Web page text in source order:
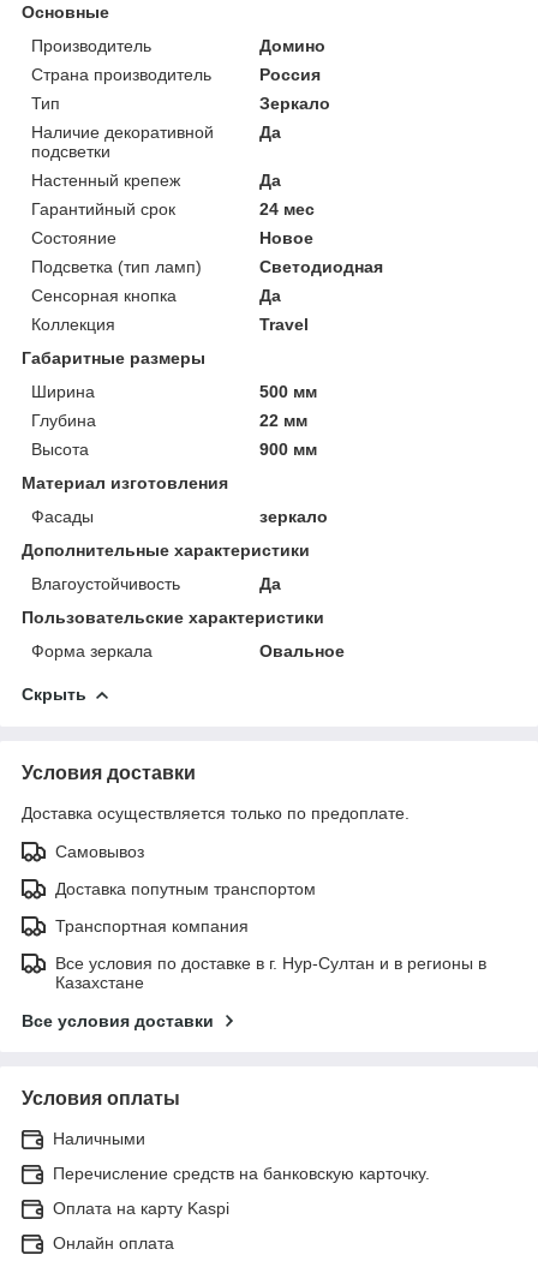
Основные
Производитель
Домино
Страна производитель
Россия
Тип
Зеркало
Наличие декоративной
подсветки
Да
Настенный крепеж
Да
Гарантийный срок
24 мес
Состояние
Новое
Подсветка (тип ламп)
Светодиодная
Сенсорная кнопка
Да
Коллекция
Travel
Габаритные размеры
Ширина
500 мм
Глубина
22 мм
Высота
900 мм
Материал изготовления
Фасады
зеркало
Дополнительные характеристики
Влагоустойчивость
Да
Пользовательские характеристики
Форма зеркала
Овальное
Скрыть
Условия доставки
Доставка осуществляется только по предоплате.
Самовывоз
Доставка попутным транспортом
Транспортная компания
Все условия по доставке в г. Нур-Султан и в регионы в
Казахстане
Все условия доставки
Условия оплаты
Наличными
Перечисление средств на банковскую карточку.
Оплата на карту Kaspi
Онлайн оплата